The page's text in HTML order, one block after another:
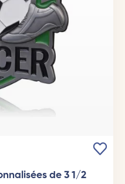
de 3 1/2